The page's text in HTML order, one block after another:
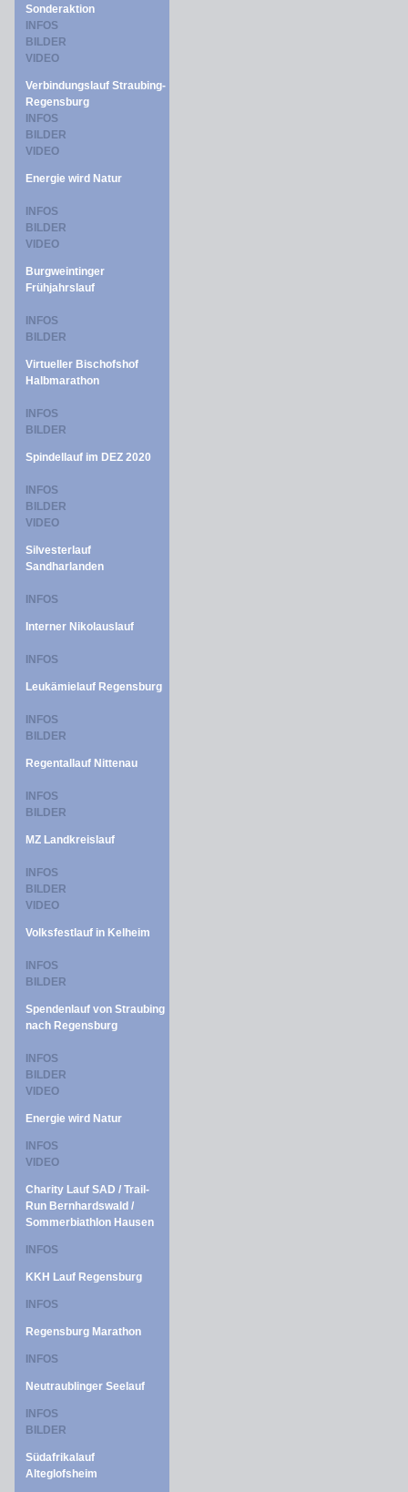
Sonderaktion
INFOS
BILDER
VIDEO
Verbindungslauf Straubing-
Regensburg
INFOS
BILDER
VIDEO
Energie wird Natur
INFOS
BILDER
VIDEO
Burgweintinger
Frühjahrslauf
INFOS
BILDER
Virtueller Bischofshof
Halbmarathon
INFOS
BILDER
Spindellauf im DEZ 2020
INFOS
BILDER
VIDEO
Silvesterlauf
Sandharlanden
INFOS
Interner Nikolauslauf
INFOS
Leukämielauf Regensburg
INFOS
BILDER
Regentallauf Nittenau
INFOS
BILDER
MZ Landkreislauf
INFOS
BILDER
VIDEO
Volksfestlauf in Kelheim
INFOS
BILDER
Spendenlauf von Straubing
nach Regensburg
INFOS
BILDER
VIDEO
Energie wird Natur
INFOS
VIDEO
Charity Lauf SAD / Trail-
Run Bernhardswald /
Sommerbiathlon Hausen
INFOS
KKH Lauf Regensburg
INFOS
Regensburg Marathon
INFOS
Neutraublinger Seelauf
INFOS
BILDER
Südafrikalauf
Alteglofsheim